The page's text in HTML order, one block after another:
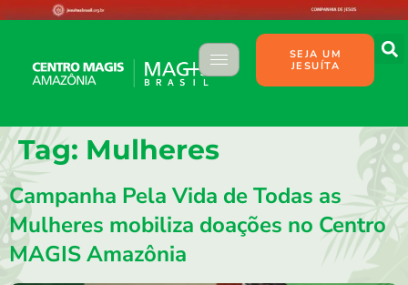
SEJA UM
JESUÍTA
Tag: Mulheres
Campanha Pela Vida de Todas as
Mulheres mobiliza doações no Centro
MAGIS Amazônia